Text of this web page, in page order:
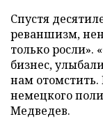
Спустя
реваншизм,
только
бизнес,
нам отомстить.
немецкого
Медведев.